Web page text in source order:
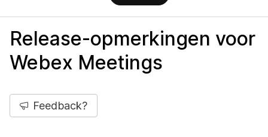
Release-opmerkingen voor
Webex Meetings
Feedback?